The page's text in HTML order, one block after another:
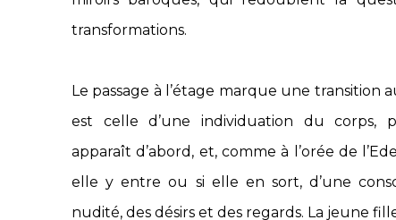
transformations.
Le passage à l’étage marque une transition
est celle d’une individuation du corps,
apparaît d’abord, et, comme à l’orée de
elle y entre ou si elle en sort, d’une
nudité, des désirs et des regards. La jeune